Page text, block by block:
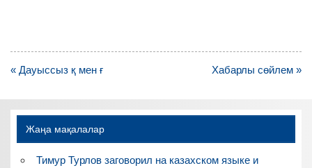
Навигация
записям
« Дауыссыз қ мен ғ Хабарлы сөйлем »
Жаңа мақалалар
Тимур Турлов заговорил на казахском языке и